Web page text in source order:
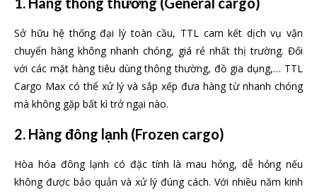
Sở hữu hệ thống đại lý toàn cầu, TTL cam kết dịch vụ vận
chuyển hàng không nhanh chóng, giá rẻ nhất thị trường. Đối
với các mặt hàng tiêu dùng thông thường, đồ gia dụng,… TTL
Cargo Max có thể xử lý và sắp xếp đưa hàng từ nhanh chóng
mà không gặp bất kì trở ngại nào.
2. Hàng đông lạnh (Frozen cargo)
Hòa hóa đông lạnh có đặc tính là mau hỏng, dễ hỏng nếu
không được bảo quản và xử lý đúng cách. Với nhiều năm kinh